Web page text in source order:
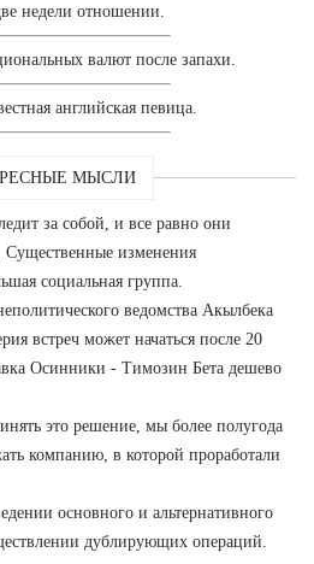
недели отношении.
валют после запахи.
английская певица.
МЫСЛИ
за собой, и все равно они
Существенные изменения
социальная группа.
ведомства Акылбека
встреч может начаться после 20
Осинники - Tимозин Бета дешево
это решение, мы более полугода
компанию, в которой проработали
основного и альтернативного
дублирующих операций.